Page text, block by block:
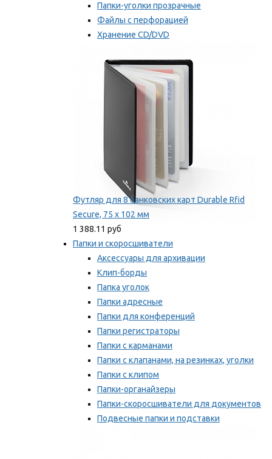
Папки-уголки прозрачные
Файлы с перфорацией
Хранение CD/DVD
Мы рекомендуем
Футляр для 8 банковских карт Durable Rfid
Secure, 75 х 102 мм
1 388.11 руб
Папки и скоросшиватели
Аксессуары для архивации
Клип-борды
Папка уголок
Папки адресные
Папки для конференций
Папки регистраторы
Папки с карманами
Папки с клапанами, на резинках, уголки
Папки с клипом
Папки-органайзеры
Папки-скоросшиватели для документов
Подвесные папки и подставки